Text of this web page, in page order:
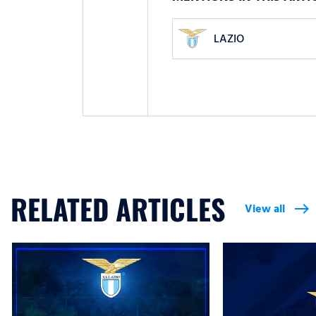
LAZIO
RELATED ARTICLES View all east